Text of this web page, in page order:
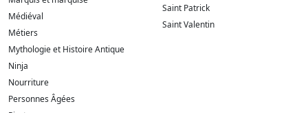
Médiéval
Métiers
Mythologie et Histoire Antique
Ninja
Nourriture
Personnes Âgées
Saint Patrick
Saint Valentin